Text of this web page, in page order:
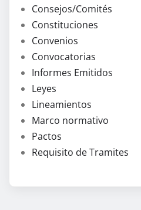
Consejos/Comités
Constituciones
Convenios
Convocatorias
Informes Emitidos
Leyes
Lineamientos
Marco normativo
Pactos
Requisito de Tramites